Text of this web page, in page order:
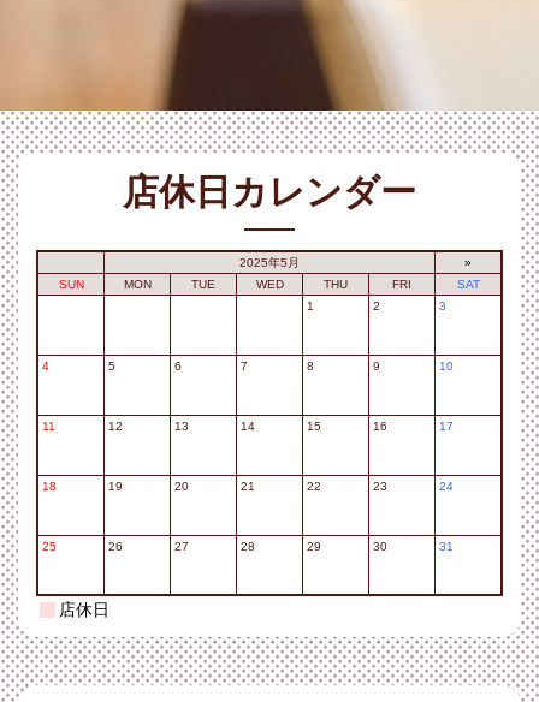
店休日カレンダー
2025年5月
»
SUN
MON TUE WED THU FRI
SAT
1
2 3
4 5 6 7 8 9 10
11 12 13 14 15 16 17
18 19 20 21 22 23 24
25 26 27 28 29 30 31
店休日